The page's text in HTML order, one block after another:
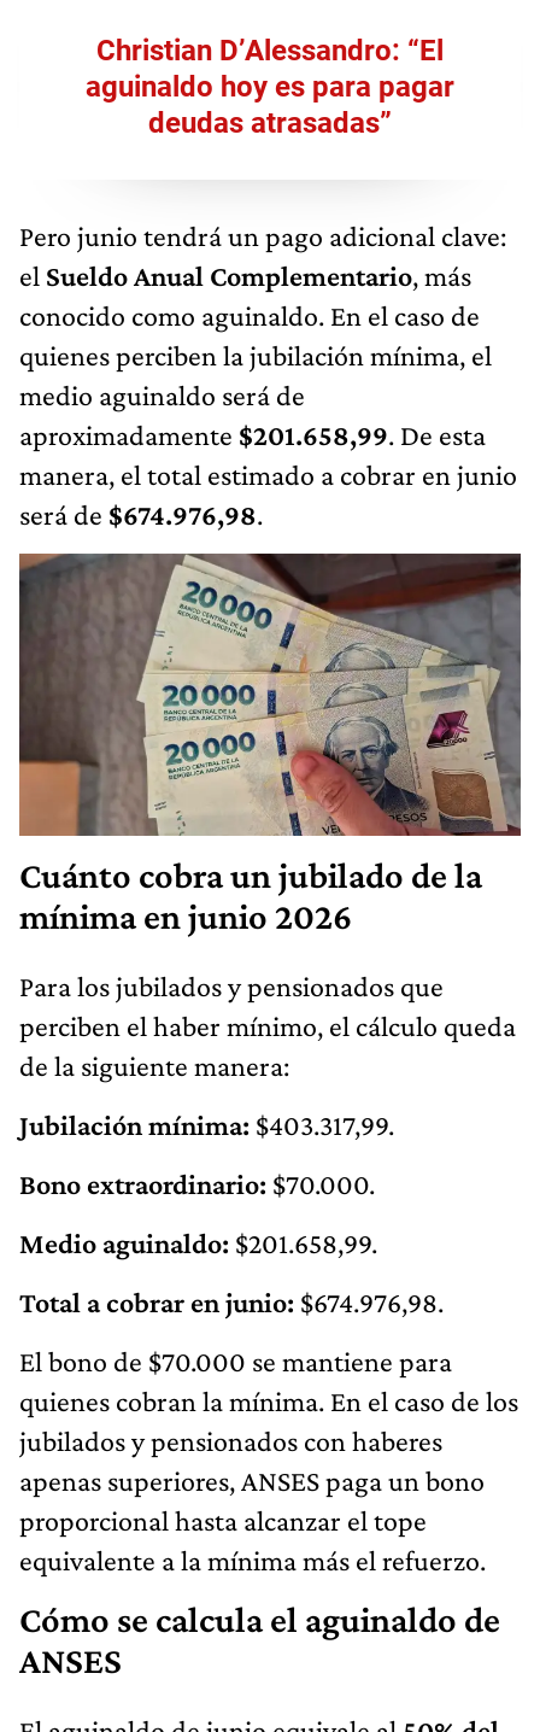
Christian D’Alessandro: “El
aguinaldo hoy es para pagar
deudas atrasadas”
Pero junio tendrá un pago adicional clave:
el Sueldo Anual Complementario, más
conocido como aguinaldo. En el caso de
quienes perciben la jubilación mínima, el
medio aguinaldo será de
aproximadamente $201.658,99. De esta
manera, el total estimado a cobrar en junio
será de $674.976,98.
Cuánto cobra un jubilado de la
mínima en junio 2026
Para los jubilados y pensionados que
perciben el haber mínimo, el cálculo queda
de la siguiente manera:
Jubilación mínima: $403.317,99.
Bono extraordinario: $70.000.
Medio aguinaldo: $201.658,99.
Total a cobrar en junio: $674.976,98.
El bono de $70.000 se mantiene para
quienes cobran la mínima. En el caso de los
jubilados y pensionados con haberes
apenas superiores, ANSES paga un bono
proporcional hasta alcanzar el tope
equivalente a la mínima más el refuerzo.
Cómo se calcula el aguinaldo de
ANSES